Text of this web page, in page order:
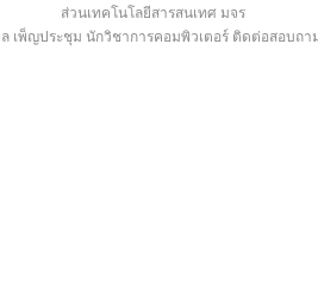
ส่วนเทคโนโลยีสารสนเทศ มจร
พ็ญประชุม นักวิชาการคอมพิวเตอร์ ติดต่อสอบถา